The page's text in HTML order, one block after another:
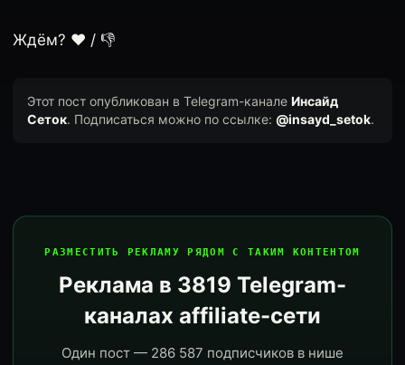
Ждём? ❤️ / 👎
Этот пост опубликован в Telegram-канале Инсайд
Сеток. Подписаться можно по ссылке: @insayd_setok.
РАЗМЕСТИТЬ РЕКЛАМУ РЯДОМ С ТАКИМ КОНТЕНТОМ
Реклама в 3819 Telegram-
каналах affiliate-сети
Один пост — 286 587 подписчиков в нише